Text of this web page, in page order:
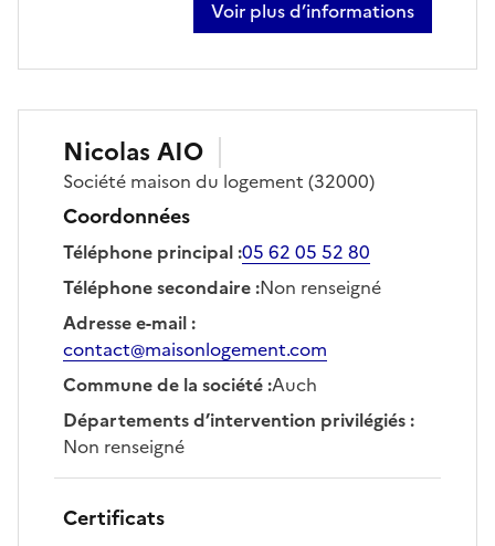
Voir plus d’informations
sur robin de la fuente
Nicolas AIO
Société maison du logement (32000)
Coordonnées
Téléphone principal:05 62 05 52 80
Téléphone secondaire:Non renseigné
Adresse e-mail:
contact@maisonlogement.com
Commune de la société:Auch
Départements d’intervention privilégiés:
Non renseigné
Certificats